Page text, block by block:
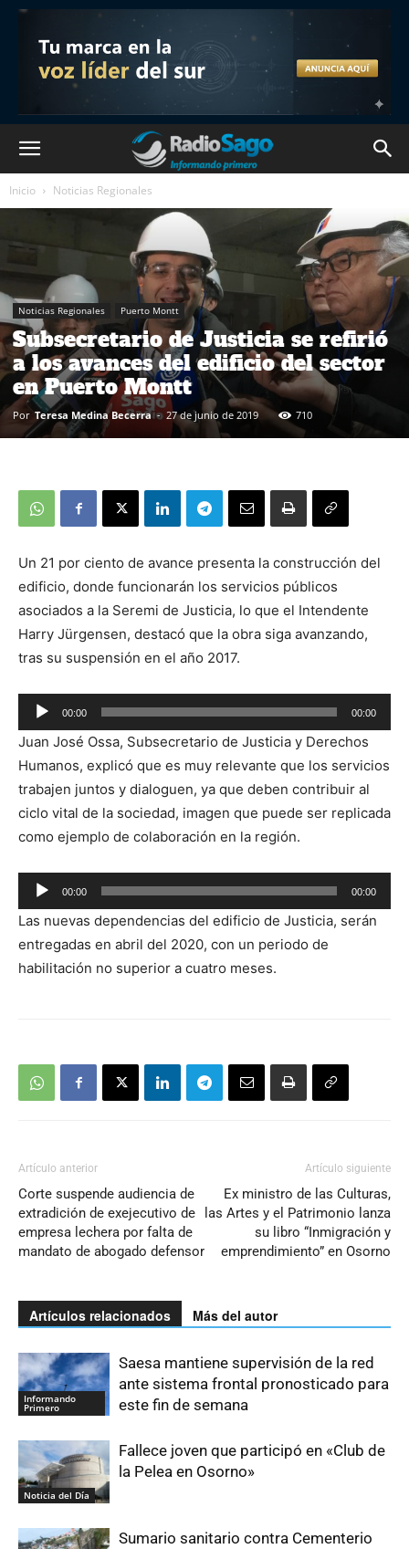
Inicio Noticias Regionales
Noticias Regionales Puerto Montt
Subsecretario de Justicia se refirió
a los avances del edificio del sector
en Puerto Montt
Por Teresa Medina Becerra - 27 de junio de 2019 710
Un 21 por ciento de avance presenta la construcción del
edificio, donde funcionarán los servicios públicos
asociados a la Seremi de Justicia, lo que el Intendente
Harry Jürgensen, destacó que la obra siga avanzando,
tras su suspensión en el año 2017.
Reproductor
de
audio
00:00 00:00
Juan José Ossa, Subsecretario de Justicia y Derechos
Humanos, explicó que es muy relevante que los servicios
trabajen juntos y dialoguen, ya que deben contribuir al
ciclo vital de la sociedad, imagen que puede ser replicada
como ejemplo de colaboración en la región.
Reproductor
de
audio
00:00 00:00
Las nuevas dependencias del edificio de Justicia, serán
entregadas en abril del 2020, con un periodo de
habilitación no superior a cuatro meses.
Artículo anterior
Corte suspende audiencia de
extradición de exejecutivo de
empresa lechera por falta de
mandato de abogado defensor
Artículo siguiente
Ex ministro de las Culturas,
las Artes y el Patrimonio lanza
su libro “Inmigración y
emprendimiento” en Osorno
Artículos relacionados Más del autor
Informando
Primero
Saesa mantiene supervisión de la red
ante sistema frontal pronosticado para
este fin de semana
Noticia del Día
Fallece joven que participó en «Club de
la Pelea en Osorno»
Sumario sanitario contra Cementerio